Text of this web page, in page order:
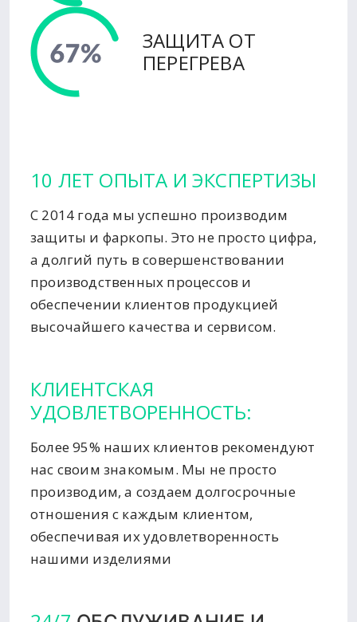
ЗАЩИТА ОТ
ПЕРЕГРЕВА
10 ЛЕТ ОПЫТА И ЭКСПЕРТИЗЫ
С 2014 года мы успешно производим
защиты и фаркопы. Это не просто цифра,
а долгий путь в совершенствовании
производственных процессов и
обеспечении клиентов продукцией
высочайшего качества и сервисом.
КЛИЕНТСКАЯ
УДОВЛЕТВОРЕННОСТЬ:
Более 95% наших клиентов рекомендуют
нас своим знакомым. Мы не просто
производим, а создаем долгосрочные
отношения с каждым клиентом,
обеспечивая их удовлетворенность
нашими изделиями